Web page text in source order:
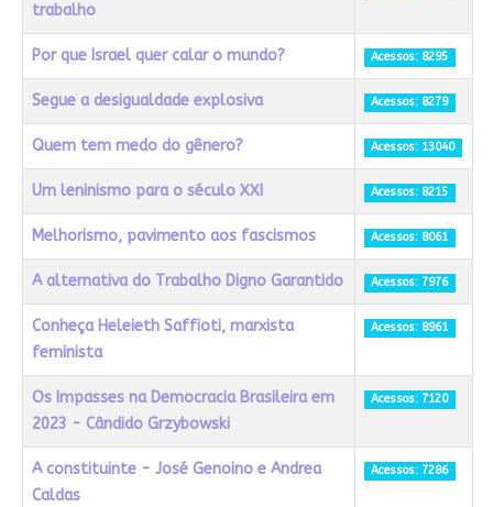
trabalho
Por que Israel quer calar o mundo? Acessos: 8295
Segue a desigualdade explosiva Acessos: 8279
Quem tem medo do gênero? Acessos: 13040
Um leninismo para o século XXI Acessos: 8215
Melhorismo, pavimento aos fascismos Acessos: 8061
A alternativa do Trabalho Digno Garantido Acessos: 7976
Conheça Heleieth Saffioti, marxista
feminista
Acessos: 8961
Os Impasses na Democracia Brasileira em
2023 - Cândido Grzybowski
Acessos: 7120
A constituinte - José Genoino e Andrea
Caldas
Acessos: 7286